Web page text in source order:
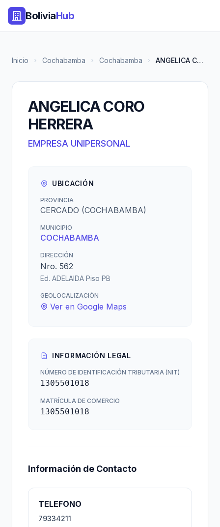
BoliviaHub
Inicio Cochabamba Cochabamba ANGELICA CORO HERRERA
ANGELICA CORO
HERRERA
EMPRESA UNIPERSONAL
UBICACIÓN
PROVINCIA
CERCADO (COCHABAMBA)
MUNICIPIO
COCHABAMBA
DIRECCIÓN
Nro. 562
Ed. ADELAIDA Piso PB
GEOLOCALIZACIÓN
Ver en Google Maps
INFORMACIÓN LEGAL
NÚMERO DE IDENTIFICACIÓN TRIBUTARIA (NIT)
1305501018
MATRÍCULA DE COMERCIO
1305501018
Información de Contacto
TELEFONO
79334211